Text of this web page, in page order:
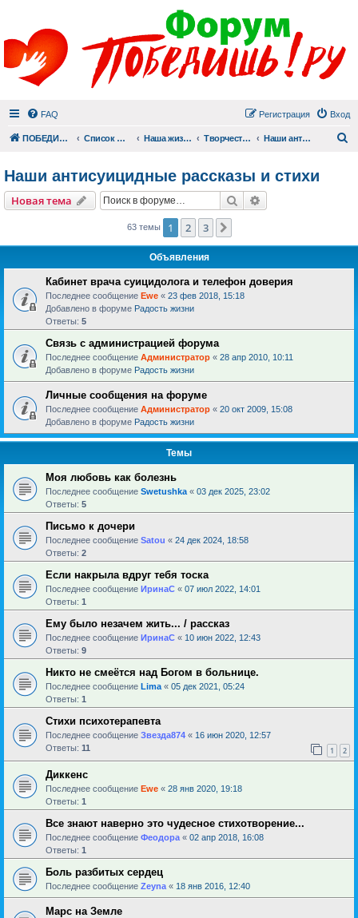
FAQ Вход
Регистрация
ПОБЕДИШЬ.РУ Список форумов Наша жизнь (не всё же о суициде!) Творчество Наши антисуицидные рассказы и стихи
Наши антисуицидные рассказы и стихи
Новая тема Поиск
63 темы 1 2 3
Объявления
Кабинет врача суицидолога и телефон доверия
Последнее сообщение Ewe « 23 фев 2018, 15:18
Добавлено в форуме Радость жизни
Ответы: 5
Связь с администрацией форума
Последнее сообщение Администратор « 28 апр 2010, 10:11
Добавлено в форуме Радость жизни
Личные сообщения на форуме
Последнее сообщение Администратор « 20 окт 2009, 15:08
Добавлено в форуме Радость жизни
Темы
Моя любовь как болезнь
Последнее сообщение Swetushka « 03 дек 2025, 23:02
Ответы: 5
Письмо к дочери
Последнее сообщение Satou « 24 дек 2024, 18:58
Ответы: 2
Если накрыла вдруг тебя тоска
Последнее сообщение ИринаC « 07 июл 2022, 14:01
Ответы: 1
Ему было незачем жить... / рассказ
Последнее сообщение ИринаC « 10 июн 2022, 12:43
Ответы: 9
Никто не смеётся над Богом в больнице.
Последнее сообщение Lima « 05 дек 2021, 05:24
Ответы: 1
Стихи психотерапевта
Последнее сообщение Звезда874 « 16 июн 2020, 12:57
Ответы: 11 1 2
Диккенс
Последнее сообщение Ewe « 28 янв 2020, 19:18
Ответы: 1
Все знают наверно это чудесное стихотворение...
Последнее сообщение Феодора « 02 апр 2018, 16:08
Ответы: 1
Боль разбитых сердец
Последнее сообщение Zeyna « 18 янв 2016, 12:40
Марс на Земле